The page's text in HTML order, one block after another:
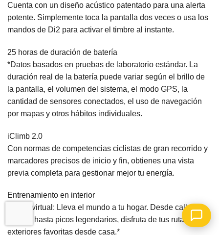
Cuenta con un diseño acústico patentado para una alerta
potente. Simplemente toca la pantalla dos veces o usa los
mandos de Di2 para activar el timbre al instante.
25 horas de duración de batería
*Datos basados en pruebas de laboratorio estándar. La
duración real de la batería puede variar según el brillo de
la pantalla, el volumen del sistema, el modo GPS, la
cantidad de sensores conectados, el uso de navegación
por mapas y otros hábitos individuales.
iClimb 2.0
Con normas de competencias ciclistas de gran recorrido y
marcadores precisos de inicio y fin, obtienes una vista
previa completa para gestionar mejor tu energía.
Entrenamiento en interior
Paseo virtual: Lleva el mundo a tu hogar. Desde calles
locales hasta picos legendarios, disfruta de tus rutas
exteriores favoritas desde casa.*